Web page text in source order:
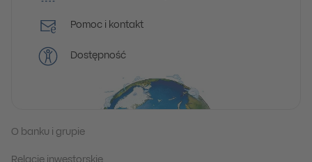
Pomoc i kontakt
Dostępność
O banku i grupie